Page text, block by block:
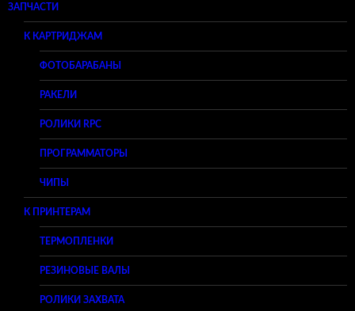
ЗАПЧАСТИ
К КАРТРИДЖАМ
ФОТОБАРАБАНЫ
РАКЕЛИ
РОЛИКИ RPC
ПРОГРАММАТОРЫ
ЧИПЫ
К ПРИНТЕРАМ
ТЕРМОПЛЕНКИ
РЕЗИНОВЫЕ ВАЛЫ
РОЛИКИ ЗАХВАТА